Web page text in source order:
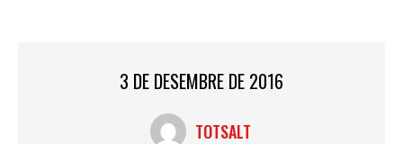
3 DE DESEMBRE DE 2016
TOTSALT